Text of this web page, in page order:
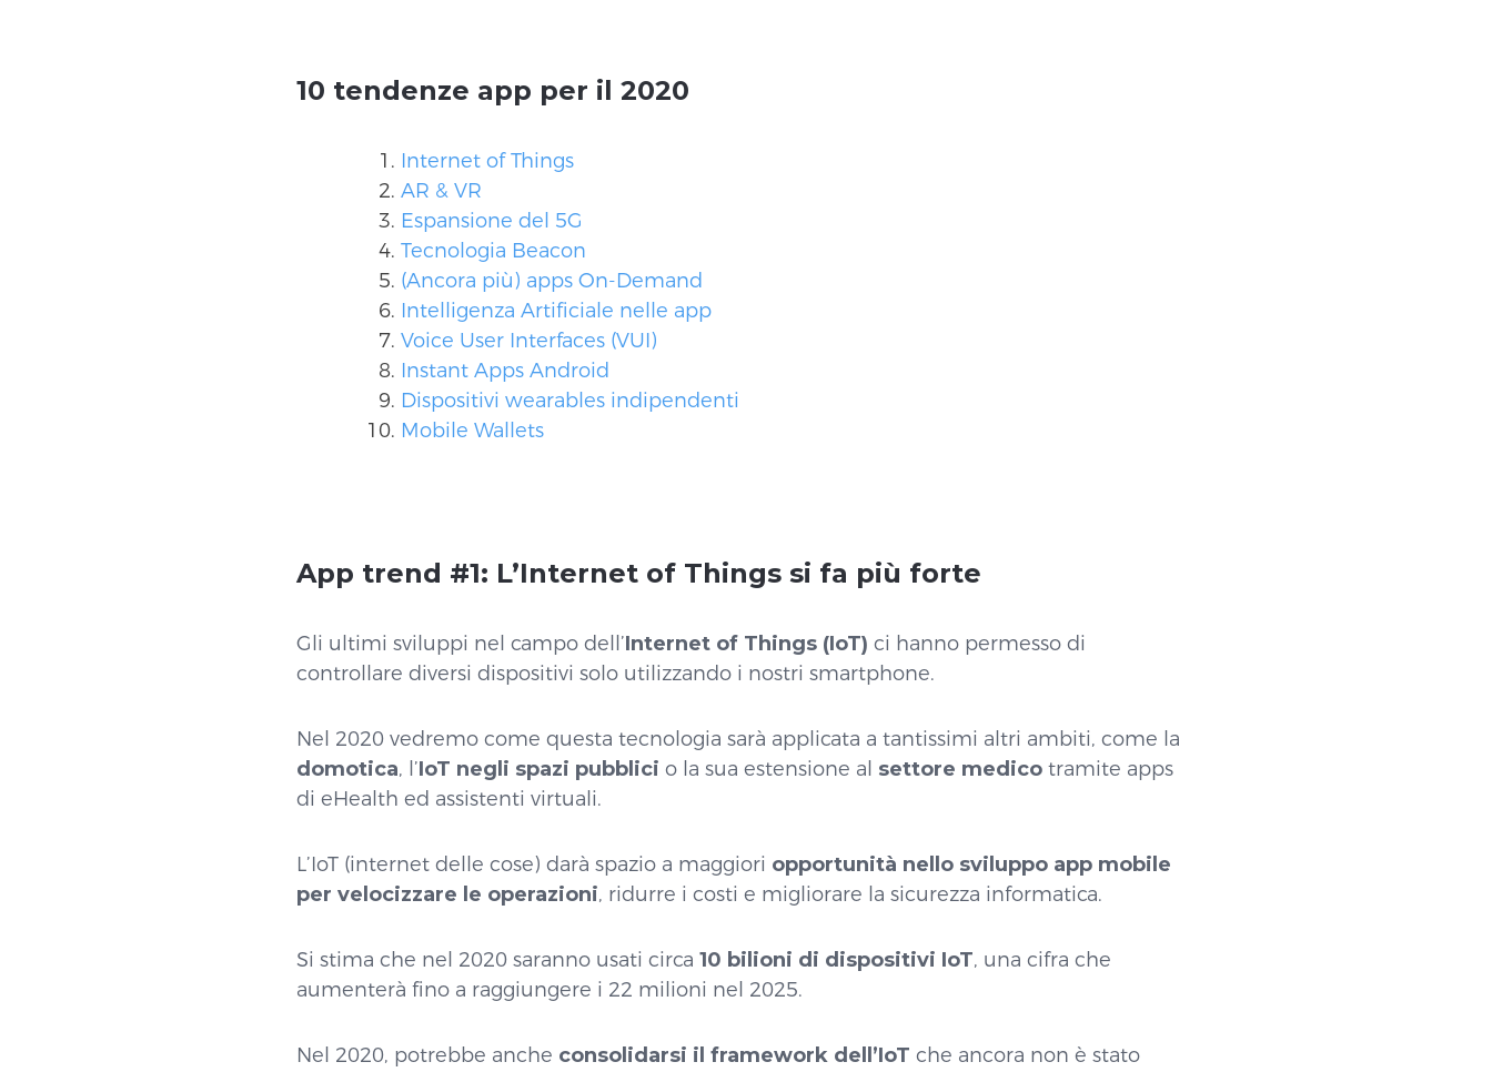
10 tendenze app per il 2020
Internet of Things
AR & VR
Espansione del 5G
Tecnologia Beacon
(Ancora più) apps On-Demand
Intelligenza Artificiale nelle app
Voice User Interfaces (VUI)
Instant Apps Android
Dispositivi wearables indipendenti
Mobile Wallets
App trend #1: L’Internet of Things si fa più forte
Gli ultimi sviluppi nel campo dell’Internet of Things (IoT) ci hanno permesso di
controllare diversi dispositivi solo utilizzando i nostri smartphone.
Nel 2020 vedremo come questa tecnologia sarà applicata a tantissimi altri ambiti, come la
domotica, l’IoT negli spazi pubblici o la sua estensione al settore medico tramite apps
di eHealth ed assistenti virtuali.
L’IoT (internet delle cose) darà spazio a maggiori opportunità nello sviluppo app mobile
per velocizzare le operazioni, ridurre i costi e migliorare la sicurezza informatica.
Si stima che nel 2020 saranno usati circa 10 bilioni di dispositivi IoT, una cifra che
aumenterà fino a raggiungere i 22 milioni nel 2025.
Nel 2020, potrebbe anche consolidarsi il framework dell’IoT che ancora non è stato